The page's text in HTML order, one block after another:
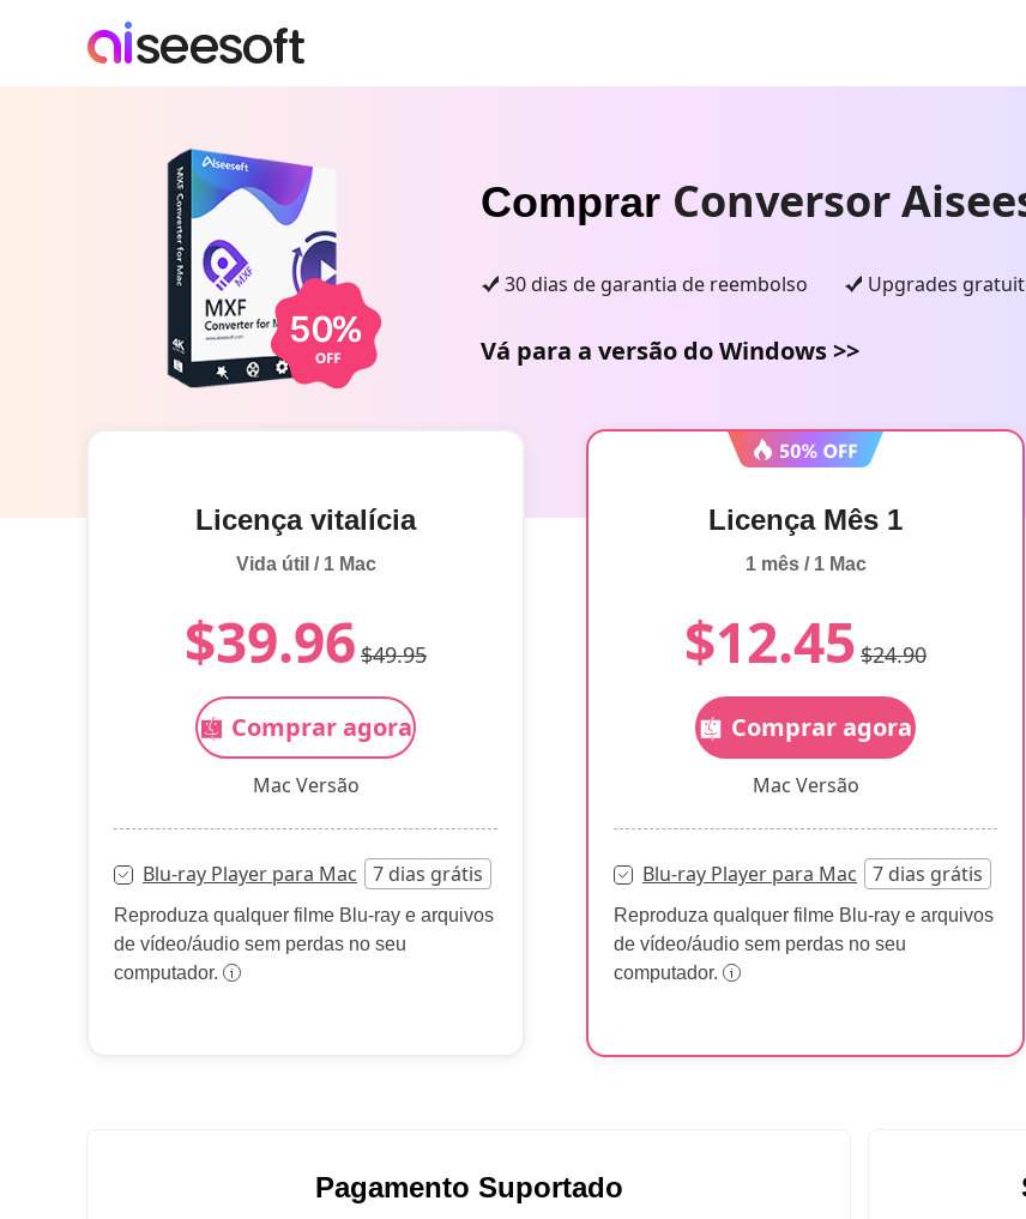
Comprar Conversor
30 dias de garantia de reembolso Upgrades
Vá para a versão do Windows >>
Licença vitalícia
Vida útil / 1 Mac
$39.96 $49.95
Comprar agora
Mac Versão
Blu-ray Player para Mac 7 dias grátis
Reproduza qualquer filme Blu-ray e arquivos
de vídeo/áudio sem perdas no seu
computador.
Licença Mês 1
1 mês / 1 Mac
$12.45 $24.90
Comprar agora
Mac Versão
Blu-ray Player para Mac 7 dias grátis
Reproduza qualquer filme Blu-ray e arquivos
de vídeo/áudio sem perdas no seu
computador.
Pagamento Suportado